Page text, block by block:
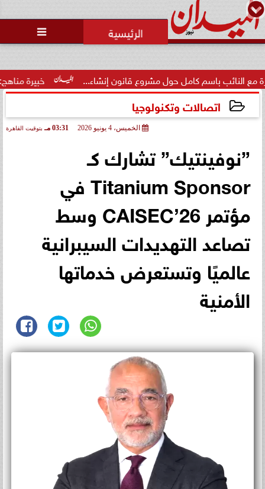

خبيرة مناهج: حداثة كامل حول مشروع قانون إنشاء...
اتصالات وتكنولوجيا
الخميس، 4 يونيو 2026 03:31 مـ بتوقيت القاهرة
”نوفينتيك” تشارك كـ
Titanium Sponsor في
مؤتمر CAISEC’26 وسط
تصاعد التهديدات السيبرانية
عالميًا وتستعرض خدماتها
الأمنية